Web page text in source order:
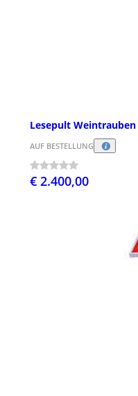
Lesepult
AUF BESTELLUNG
€ 2.400,00